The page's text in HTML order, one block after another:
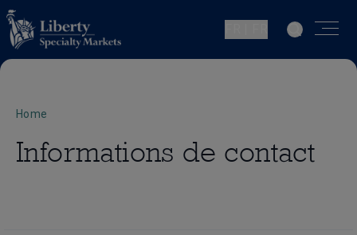
Home
Informations de contact